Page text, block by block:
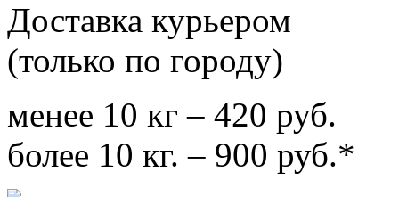
Доставка курьером
(только по городу)
менее 10 кг – 420 руб.
более 10 кг. – 900 руб.*